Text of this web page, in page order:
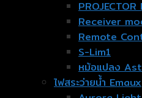
Receiver
Remote
S-Lim1
หม้อแปลง
ไฟสระว่ายน้ำ Emaux